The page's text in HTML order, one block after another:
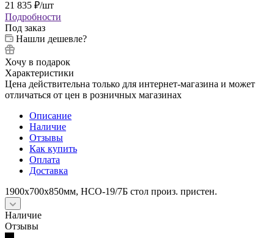
21 835 ₽/шт
Подробности
Под заказ
Нашли дешевле?
Хочу в подарок
Характеристики
Цена действительна только для интернет-магазина и может
отличаться от цен в розничных магазинах
Описание
Наличие
Отзывы
Как купить
Оплата
Доставка
1900х700х850мм, НСО-19/7Б стол произ. пристен.
Наличие
Отзывы